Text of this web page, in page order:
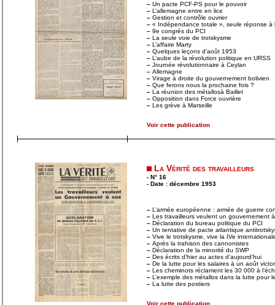
– Un pacte PCF-PS pour le pouvoir
– L’allemagne entre en lice
– Gestion et contrôle ouvrier
– « Indépendance totale », seule réponse à
– 9e congrès du PCI
– La seule voie de trotskysme
– L’affaire Marty
– Quelques leçons d’août 1953
– L’aube de la révolution politique en URSS
– Journée révolutionnaire à Ceylan
– Allemagne
– Virage à droite du gouvernement bolivien
– Que ferons nous la prochaine fois ?
– La réunion des métallosà Baillet
– Opposition dans Force ouvrière
– Les grève à Marseille
Voir cette publication
La Vérité des travailleurs
- N° 16
- Date : décembre 1953
– L’armée européenne : armée de guerre
– Les travailleurs veulent un gouvernement
– Déclaration du bureau politique du PCI
– Un tentative de pacte atlantique
– Vive le trotskysme, vive la IVe
– Après la trahison des cannonistes
– Déclaration de la minorité du SWP
– Des écrits d’hier au actes d’aujourd’hui
– De la lutte pour les salaires à un août
– Les cheminots réclament les 30 000 à
– L’exemple des métallos dans la lutte pour
– La lutte des postiers
Voir cette publication